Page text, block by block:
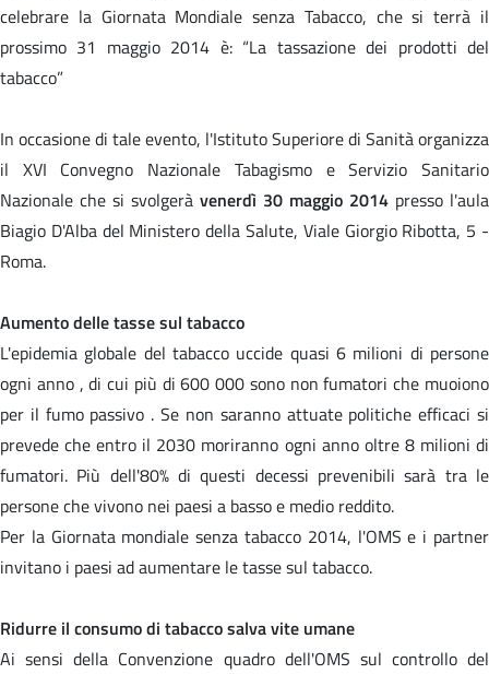
celebrare la Giornata Mondiale senza Tabacco, che si terrà il
prossimo 31 maggio 2014 è: “La tassazione dei prodotti del
tabacco”
In occasione di tale evento, l'Istituto Superiore di Sanità organizza
il XVI Convegno Nazionale Tabagismo e Servizio Sanitario
Nazionale che si svolgerà venerdì 30 maggio 2014 presso l'aula
Biagio D'Alba del Ministero della Salute, Viale Giorgio Ribotta, 5 -
Roma.
Aumento delle tasse sul tabacco
L'epidemia globale del tabacco uccide quasi 6 milioni di persone
ogni anno , di cui più di 600 000 sono non fumatori che muoiono
per il fumo passivo . Se non saranno attuate politiche efficaci si
prevede che entro il 2030 moriranno ogni anno oltre 8 milioni di
fumatori. Più dell'80% di questi decessi prevenibili sarà tra le
persone che vivono nei paesi a basso e medio reddito.
Per la Giornata mondiale senza tabacco 2014, l'OMS e i partner
invitano i paesi ad aumentare le tasse sul tabacco.
Ridurre il consumo di tabacco salva vite umane
Ai sensi della Convenzione quadro dell'OMS sul controllo del